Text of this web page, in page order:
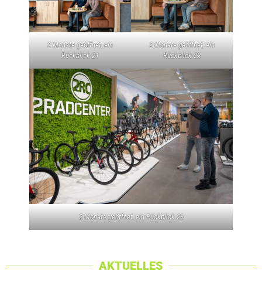
2 Monate geöffnet, ein
Rückblick 21
2 Monate geöffnet, ein
Rückblick 22
2 Monate geöffnet, ein Rückblick 23
AKTUELLES